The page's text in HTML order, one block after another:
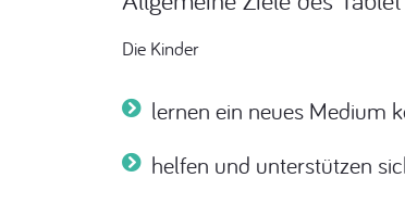
Die Kinder
lernen ein neues Medium
helfen und unterstützen